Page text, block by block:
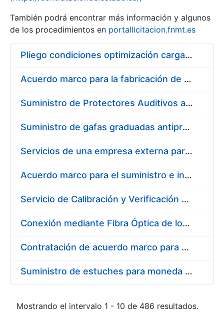
También podrá encontrar más información y algunos
de los procedimientos en portallicitacion.fnmt.es
Pliego condiciones optimización cargas compras firmado
Acuerdo marco para la fabricación de piezas
Suministro de Protectores Auditivos a medida para las personas trabajadoras de los Centros de Trabajo de Madrid y Burgos
Suministro de gafas graduadas antiproyecciones para los trabajadores de la FNMT-RCM en los centros de trabajo de Madrid y Burgos
Servicios de una empresa externa para el asesoramiento y resolución de los recursos de alzada que se presentan relacionados con procesos de selección para la FNMT-RCM
Acuerdo marco para el suministro e instalación de persianas, estores y otros complementos
Servicio de Calibración y Verificación Externa de los Equipos de Medición del Servicio de Prevención de la FNMT-RCM
Conexión mediante Fibra Óptica de los Centros de Proceso de Datos (CPDs) de las sedes de la FNMT-RCM de Burgos y Madrid
Contratación de acuerdo marco para el Suministro de Material de Electricidad para la Fábrica Nacional de Moneda y Timbre-Real Casa de la Moneda en su centro de trabajo de Burgos
Suministro de estuches para moneda de 30 €
Mostrando el intervalo 1 - 10 de 486 resultados.